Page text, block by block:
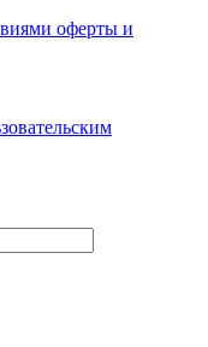
оферты и